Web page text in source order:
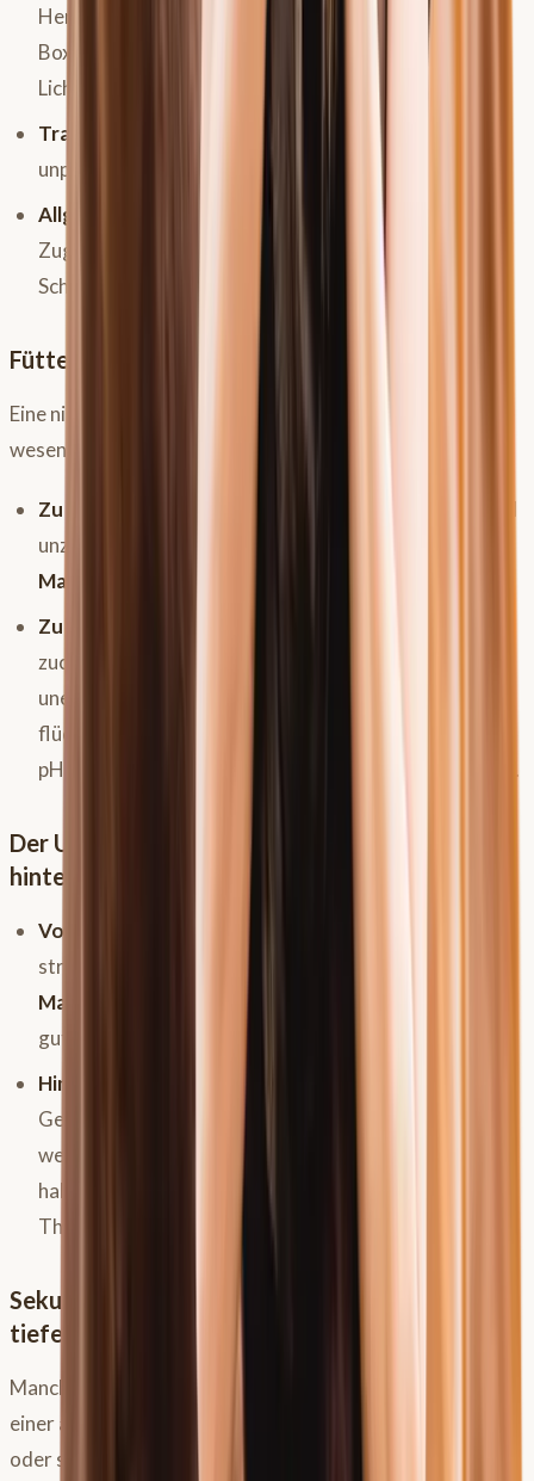
Herdenzusammenstellung, häufige Herdenwechsel,
Boxenhaltung ohne Sozialkontakt oder Fenster,
Lichtverschmutzung in stadtnahen Ställen.
Training:
Überforderung, zu intensives Training,
unpassende Trainingsmethoden, häufige Transporte.
Allgemeines Management:
Fehlender dauerhafter
Zugang zu Wasser, unregelmäßige Fütterungszeiten,
Schlafentzug.
Fütterungsfehler und ihre Folgen
Eine nicht
wesentlicher Faktor:
Zu wenig Raufutter:
Führt zu langen Fresspausen und
unzureichender Speichelproduktion, wodurch die
Magensäure die Schleimhaut
Zu viel Kraftfutter:
zuckerreichem Futter können im Magen zu einer
unerwünschten Fermentation und Bildung von
flüchtigen Fettsäuren (z.B. Milchsäure) führen, die den
pH-Wert zusätzlich senken und die Schleimhaut reizen.
Der Unterschied: Probleme im vorderen vs.
hinteren Magenbereich
Vorderer Bereich (drüsenlos):
stress- und fütterungsbedingt. Eine Anpassung des
Managements
gute Erfolge.
Hinterer Bereich (drüsenhaltig):
Geschwüre in diesem säuregewohnten Bereich sind
weniger gut verstanden.
haben hier oft einen geringeren Einfluss, was die
Therapie und Prognose erschweren kann.
Sekundäre Magenprobleme: Wenn die Ursache
tiefer liegt
Manchmal sind Magenprobleme
einer anderen Grunderkrankung im
oder sogar in einem anderen Organsystem, die sekundär